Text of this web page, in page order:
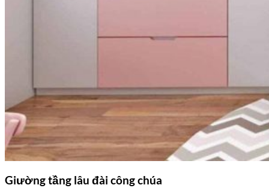
Giường tầng lâu đài công chúa